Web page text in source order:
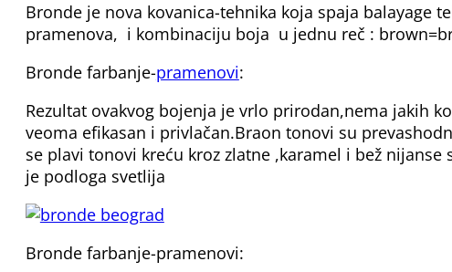
Bronde je nova kovanica-tehnika koja spaja balayage
pramenova, i kombinaciju boja u jednu reč :
Bronde farbanje-pramenovi:
Rezultat ovakvog bojenja je vrlo prirodan,nema jakih
veoma efikasan i privlačan.Braon tonovi su
se plavi tonovi kreću kroz zlatne ,karamel i bež
je podloga svetlija
Bronde farbanje-pramenovi: